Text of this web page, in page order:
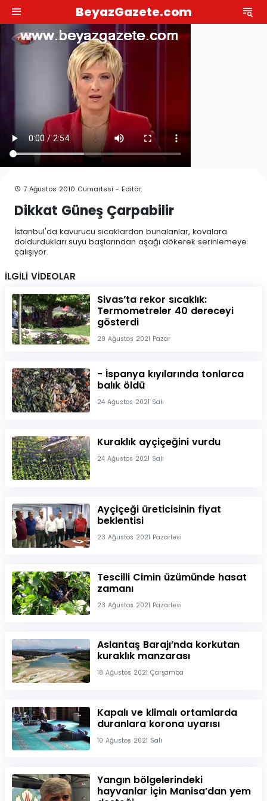
BeyazGazete.com
7 Ağustos 2010 Cumartesi - Editör:
Dikkat Güneş Çarpabilir
İstanbul'da kavurucu sıcaklardan bunalanlar, kovalara
doldurdukları suyu başlarından aşağı dökerek serinlemeye
çalışıyor.
İLGİLİ VİDEOLAR
Sivas’ta rekor sıcaklık:
Termometreler 40 dereceyi
gösterdi
29 Ağustos 2021 Pazar
- İspanya kıyılarında tonlarca
balık öldü
24 Ağustos 2021 Salı
Kuraklık ayçiçeğini vurdu
24 Ağustos 2021 Salı
Ayçiçeği üreticisinin fiyat
beklentisi
23 Ağustos 2021 Pazartesi
Tescilli Cimin üzümünde hasat
zamanı
23 Ağustos 2021 Pazartesi
Aslantaş Barajı’nda korkutan
kuraklık manzarası
18 Ağustos 2021 Çarşamba
Kapalı ve klimalı ortamlarda
duranlara korona uyarısı
10 Ağustos 2021 Salı
Yangın bölgelerindeki
hayvanlar için Manisa’dan yem